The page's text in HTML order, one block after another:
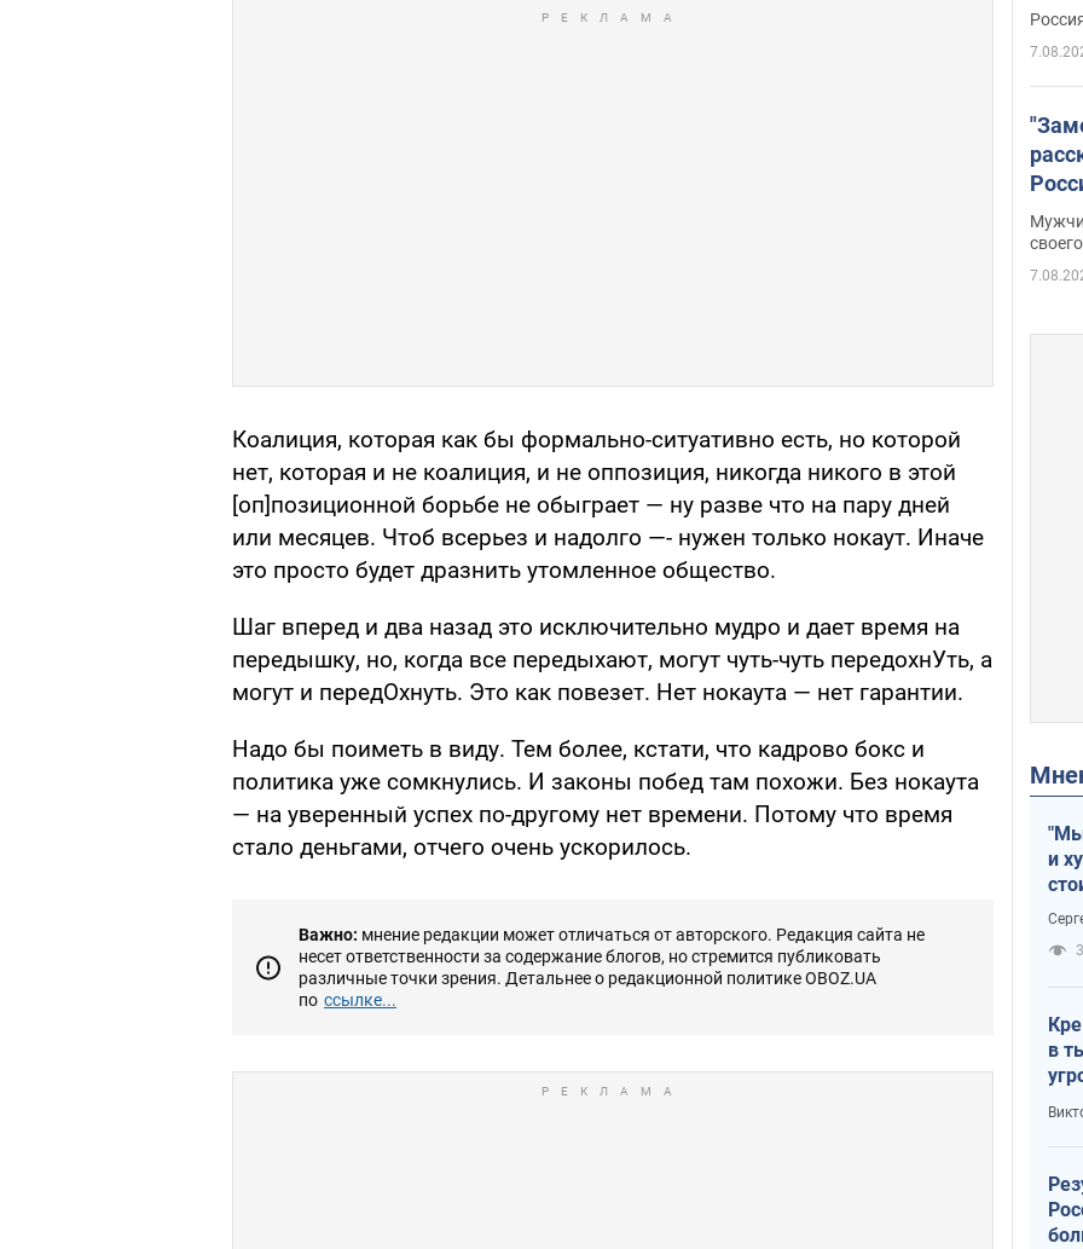
Коалиция, которая как бы формально-ситуативно есть, но которой
нет, которая и не коалиция, и не оппозиция, никогда никого в этой
[оп]позиционной борьбе не обыграет — ну разве что на пару дней
или месяцев. Чтоб всерьез и надолго —- нужен только нокаут. Иначе
это просто будет дразнить утомленное общество.
Шаг вперед и два назад это исключительно мудро и дает время на
передышку, но, когда все передыхают, могут чуть-чуть передохнУть, а
могут и передОхнуть. Это как повезет. Нет нокаута — нет гарантии.
Надо бы поиметь в виду. Тем более, кстати, что кадрово бокс и
политика уже сомкнулись. И законы побед там похожи. Без нокаута
— на уверенный успех по-другому нет времени. Потому что время
стало деньгами, отчего очень ускорилось.
Важно: мнение редакции может отличаться от авторского. Редакция сайта не
несет ответственности за содержание блогов, но стремится публиковать
различные точки зрения. Детальнее о редакционной политике OBOZ.UA
по ссылке...
Фото
и
в